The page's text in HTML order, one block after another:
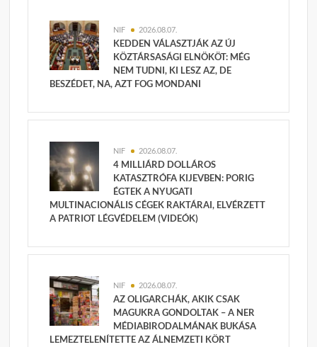
NIF 2026.08.07.
KEDDEN VÁLASZTJÁK AZ ÚJ
KÖZTÁRSASÁGI ELNÖKÖT: MÉG
NEM TUDNI, KI LESZ AZ, DE
BESZÉDET, NA, AZT FOG MONDANI
NIF 2026.08.07.
4 MILLIÁRD DOLLÁROS
KATASZTRÓFA KIJEVBEN: PORIG
ÉGTEK A NYUGATI
MULTINACIONÁLIS CÉGEK RAKTÁRAI, ELVÉRZETT
A PATRIOT LÉGVÉDELEM (VIDEÓK)
NIF 2026.08.07.
AZ OLIGARCHÁK, AKIK CSAK
MAGUKRA GONDOLTAK – A NER
MÉDIABIRODALMÁNAK BUKÁSA
LEMEZTELENÍTETTE AZ ÁLNEMZETI KÖRT